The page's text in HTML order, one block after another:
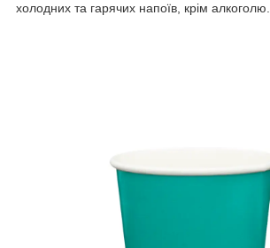
холодних та гарячих напоїв, крім алкоголю.